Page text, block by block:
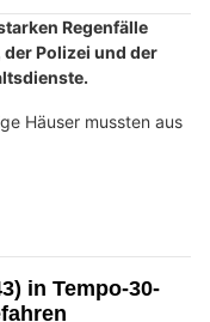
Regenfälle
Polizei und der
Häuser mussten aus
in Tempo-30-